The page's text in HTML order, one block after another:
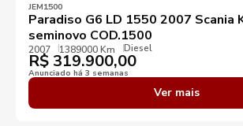
JEM1500
Paradiso G6 LD 1550 2007 Scania
seminovo COD.1500
2007 1389000 Km Diesel
R$ 319.900,00
Anunciado há 3 semanas
Ver mais